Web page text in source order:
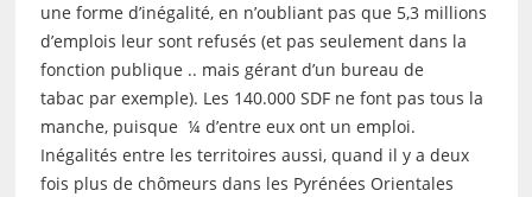
une forme d’inégalité, en n’oubliant pas que 5,3 millions
d’emplois leur sont refusés (et pas seulement dans la
fonction publique .. mais gérant d’un bureau de
tabac par exemple). Les 140.000 SDF ne font pas tous la
manche, puisque ¼ d’entre eux ont un emploi.
Inégalités entre les territoires aussi, quand il y a deux
fois plus de chômeurs dans les Pyrénées Orientales